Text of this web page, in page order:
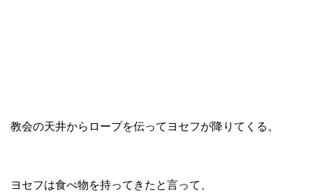
教会の天井からロープを伝ってヨセフが降りてくる。
ヨセフは食べ物を持ってきたと言って、